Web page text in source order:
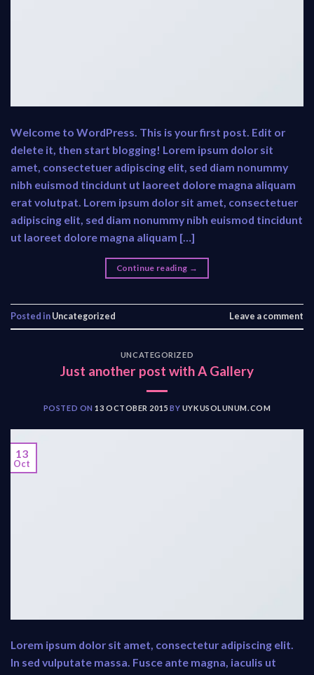
Welcome to WordPress. This is your first post. Edit or
delete it, then start blogging! Lorem ipsum dolor sit
amet, consectetuer adipiscing elit, sed diam nonummy
nibh euismod tincidunt ut laoreet dolore magna aliquam
erat volutpat. Lorem ipsum dolor sit amet, consectetuer
adipiscing elit, sed diam nonummy nibh euismod tincidunt
ut laoreet dolore magna aliquam […]
Continue reading →
Posted inUncategorized Leave a comment
UNCATEGORIZED
Just another post with A Gallery
POSTED ON13 OCTOBER 2015 BY UYKUSOLUNUM.COM
13
Oct
Lorem ipsum dolor sit amet, consectetur adipiscing elit.
In sed vulputate massa. Fusce ante magna, iaculis ut